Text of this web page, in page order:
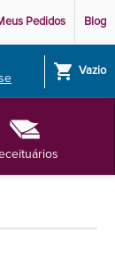
Pedidos Blog
shopping_cart Vazio